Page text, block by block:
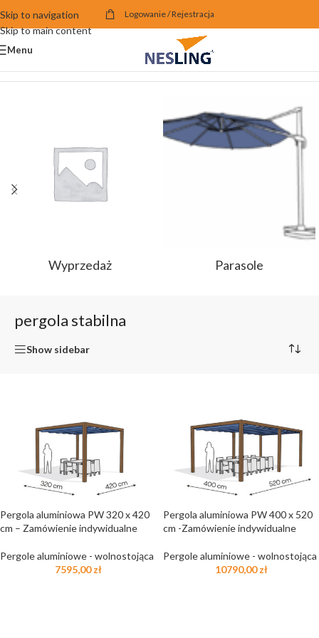
Skip to navigation
Skip to main content
Logowanie / Rejestracja
Menu
Produkty oznaczone “pergola stabilna”
Wyprzedaż Parasole
pergola stabilna
Show sidebar
Pergola aluminiowa PW 320 x 420
cm – Zamówienie indywidualne
Pergole aluminiowe - wolnostojąca
7595,00zł
Pergola aluminiowa PW 400 x 520
cm -Zamówienie indywidualne
Pergole aluminiowe - wolnostojąca
10790,00zł